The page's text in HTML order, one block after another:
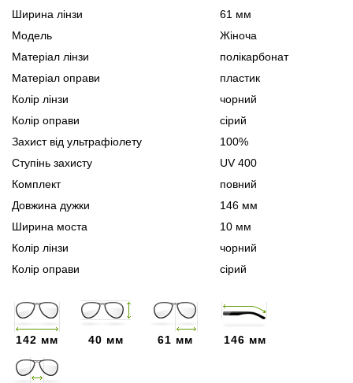
Ширина лінзи
61 мм
Модель
Жіноча
Матеріал лінзи
полікарбонат
Матеріал оправи
пластик
Колір лінзи
чорний
Колір оправи
сірий
Захист від ультрафіолету
100%
Ступінь захисту
UV 400
Комплект
повний
Довжина дужки
146 мм
Ширина моста
10 мм
Колір лінзи
чорний
Колір оправи
сірий
142 мм 40 мм 61 мм 146 мм